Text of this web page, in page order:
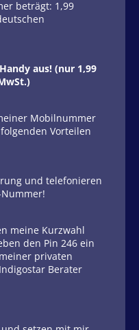
beträgt: 1,99
aus! (nur 1,99
Mobilnummer
Vorteilen
und telefonieren
meine Kurzwahl
den Pin 246 ein
privaten
Berater